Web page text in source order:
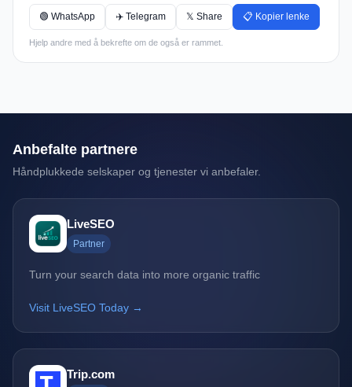
🟢 WhatsApp ✈️ Telegram 𝕏 Share 📋 Kopier lenke
Hjelp andre med å bekrefte om de også er rammet.
Anbefalte partnere
Håndplukkede selskaper og tjenester vi anbefaler.
LiveSEO
Partner
Turn your search data into more organic traffic
Visit LiveSEO Today →
Trip.com